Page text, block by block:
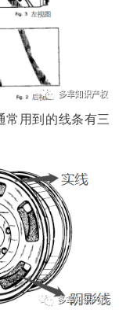
常用到的线条有三